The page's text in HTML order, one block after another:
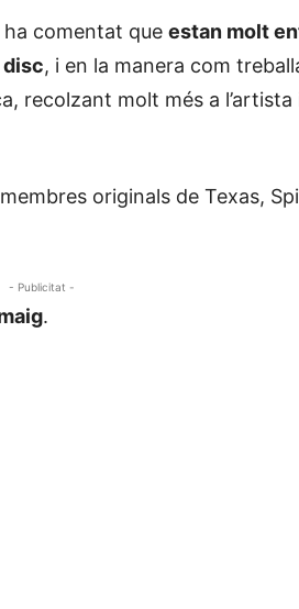
comentat que estan molt
, i en la manera com
recolzant molt més a l’artista
originals de Texas,
- Publicitat -
.